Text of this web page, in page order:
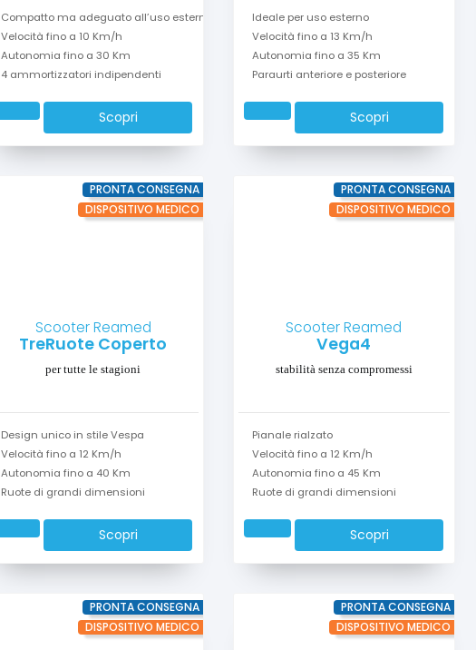
Compatto ma adeguato all’uso esterno
Velocità fino a 10 Km/h
Autonomia fino a 30 Km
4 ammortizzatori indipendenti
Scopri
Ideale per uso esterno
Velocità fino a 13 Km/h
Autonomia fino a 35 Km
Paraurti anteriore e posteriore
Scopri
PRONTA CONSEGNA
DISPOSITIVO MEDICO
Scooter Reamed
TreRuote Coperto
per tutte le stagioni
Design unico in stile Vespa
Velocità fino a 12 Km/h
Autonomia fino a 40 Km
Ruote di grandi dimensioni
Scopri
PRONTA CONSEGNA
DISPOSITIVO MEDICO
Scooter Reamed
Vega4
stabilità senza compromessi
Pianale rialzato
Velocità fino a 12 Km/h
Autonomia fino a 45 Km
Ruote di grandi dimensioni
Scopri
PRONTA CONSEGNA
DISPOSITIVO MEDICO
PRONTA CONSEGNA
DISPOSITIVO MEDICO